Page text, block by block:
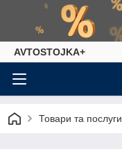
AVTOSTOJKA+
Товари та послуги